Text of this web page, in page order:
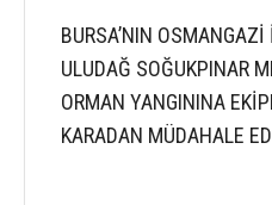
BURSA’NIN
ULUDAĞ SOĞUKPINAR
ORMAN YANGININA
KARADAN MÜDAHALE